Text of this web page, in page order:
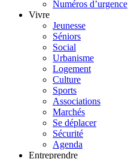
Numéros d’urgence
Vivre
Jeunesse
Séniors
Social
Urbanisme
Logement
Culture
Sports
Associations
Marchés
Se déplacer
Sécurité
Agenda
Entreprendre